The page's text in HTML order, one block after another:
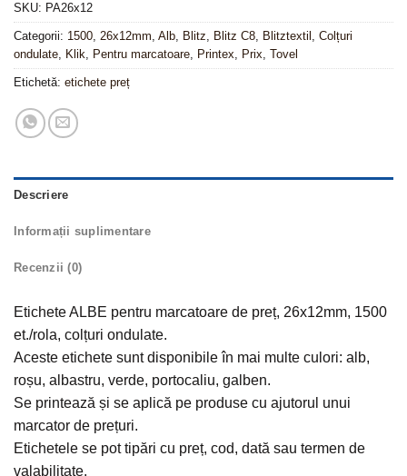
SKU: PA26x12
Categorii: 1500, 26x12mm, Alb, Blitz, Blitz C8, Blitztextil , Colțuri
ondulate, Klik, Pentru marcatoare, Printex, Prix, Tovel
Etichetă: etichete preț
Descriere
Informații suplimentare
Recenzii (0)
Etichete ALBE pentru marcatoare de preț, 26x12mm, 1500
et./rola, colțuri ondulate.
Aceste etichete sunt disponibile în mai multe culori: alb,
roșu, albastru, verde, portocaliu, galben.
Se printează și se aplică pe produse cu ajutorul unui
marcator de prețuri.
Etichetele se pot tipări cu preț, cod, dată sau termen de
valabilitate.